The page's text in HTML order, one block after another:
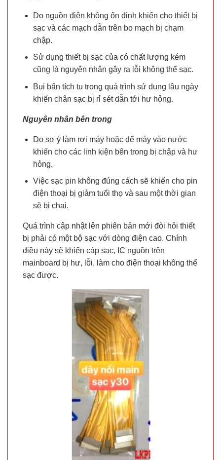
Do nguồn điện không ổn định khiến cho thiết bị
sạc và các mạch dẫn trên bo mạch bị chạm
chập.
Sử dụng thiết bị sạc của có chất lượng kém
cũng là nguyên nhân gây ra lỗi không thể sạc.
Bụi bẩn tích tụ trong quá trình sử dụng lâu ngày
khiến chân sạc bị rỉ sét dẫn tới hư hỏng.
Nguyên nhân bên trong
Do sơ ý làm rơi máy hoặc để máy vào nước
khiến cho các linh kiện bên trong bị chập và hư
hỏng.
Việc sạc pin không đúng cách sẽ khiến cho pin
điện thoại bị giảm tuổi thọ và sau một thời gian
sẽ bị chai.
Quá trình cập nhật lên phiên bản mới đòi hỏi thiết
bị phải có một bộ sạc với dòng điện cao. Chính
điều này sẽ khiến cáp sạc, IC nguồn trên
mainboard bị hư, lỗi, làm cho điện thoại không thể
sạc được.